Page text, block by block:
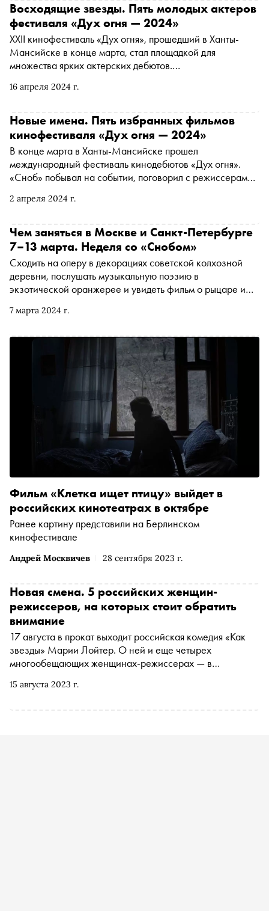
16 апреля 2024 г.
Восходящие звезды. Пять молодых актеров
фестиваля «Дух огня — 2024»
XXII кинофестиваль «Дух огня», прошедший в Ханты-
Мансийске в конце марта, стал площадкой для
множества ярких актерских дебютов.
возможность увидеть, кто, вероятно, придет на смену
фильмов с участием актеров нового поколения
2 апреля 2024 г.
Новые имена. Пять избранных фильмов
кинофестиваля «Дух огня — 2024»
В конце марта в Ханты-Мансийске прошел
международный фестиваль кинодебютов «Дух огня».
«Сноб» побывал на событии, поговорил с режиссерами
представленные на форуме и удостоенные призов
Абхазии, жизнеутверждающее кино об индонезийском
мальчике с особенностями развития и
экспериментальный фильм о филиппинской
домработнице
7 марта 2024 г.
Чем заняться в Москве и Санкт-Петербурге
7–13 марта. Неделя со «Снобом»
Сходить на оперу в декорациях советской колхозной
деревни, послушать музыкальную поэзию в
экзотической оранжерее и увидеть фильм о рыцаре и
сходить на ближайшей неделе
Андрей Москвичев 28 сентября 2023 г.
Фильм «Клетка ищет птицу» выйдет в
российских кинотеатрах в октябре
Ранее картину представили на Берлинском
кинофестивале
15 августа 2023 г.
Новая смена. 5 российских женщин-
режиссеров, на которых стоит обратить
внимание
17 августа в прокат выходит российская комедия «Как
звезды» Марии Лойтер. О ней и еще четырех
многообещающих женщинах-режиссерах — в